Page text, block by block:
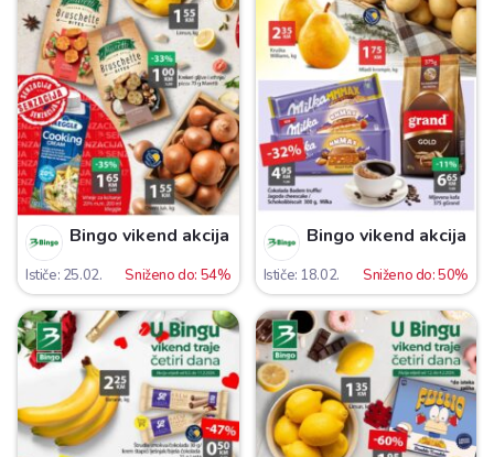
Bingo vikend akcija
Ističe: 25.02. Sniženo do: 54%
Bingo vikend akcija
Ističe: 18.02. Sniženo do: 50%